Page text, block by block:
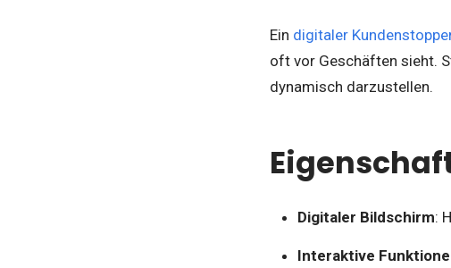
Ein digitaler
oft vor Geschäften sieht.
dynamisch darzustellen.
Digitaler Bildschirm:
Interaktive